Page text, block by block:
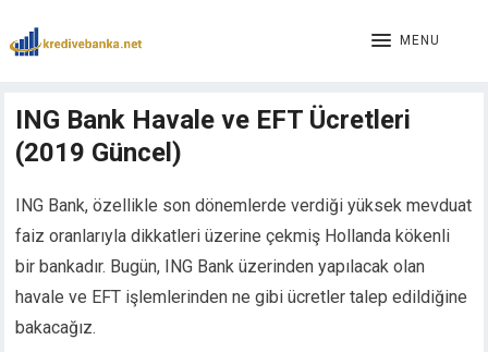
panel
panel
panel
panel
panel
panel
MENU
ING Bank Havale ve EFT Ücretleri
(2019 Güncel)
ING Bank, özellikle son dönemlerde verdiği yüksek mevduat
faiz oranlarıyla dikkatleri üzerine çekmiş Hollanda kökenli
bir bankadır. Bugün, ING Bank üzerinden yapılacak olan
havale ve EFT işlemlerinden ne gibi ücretler talep edildiğine
bakacağız.